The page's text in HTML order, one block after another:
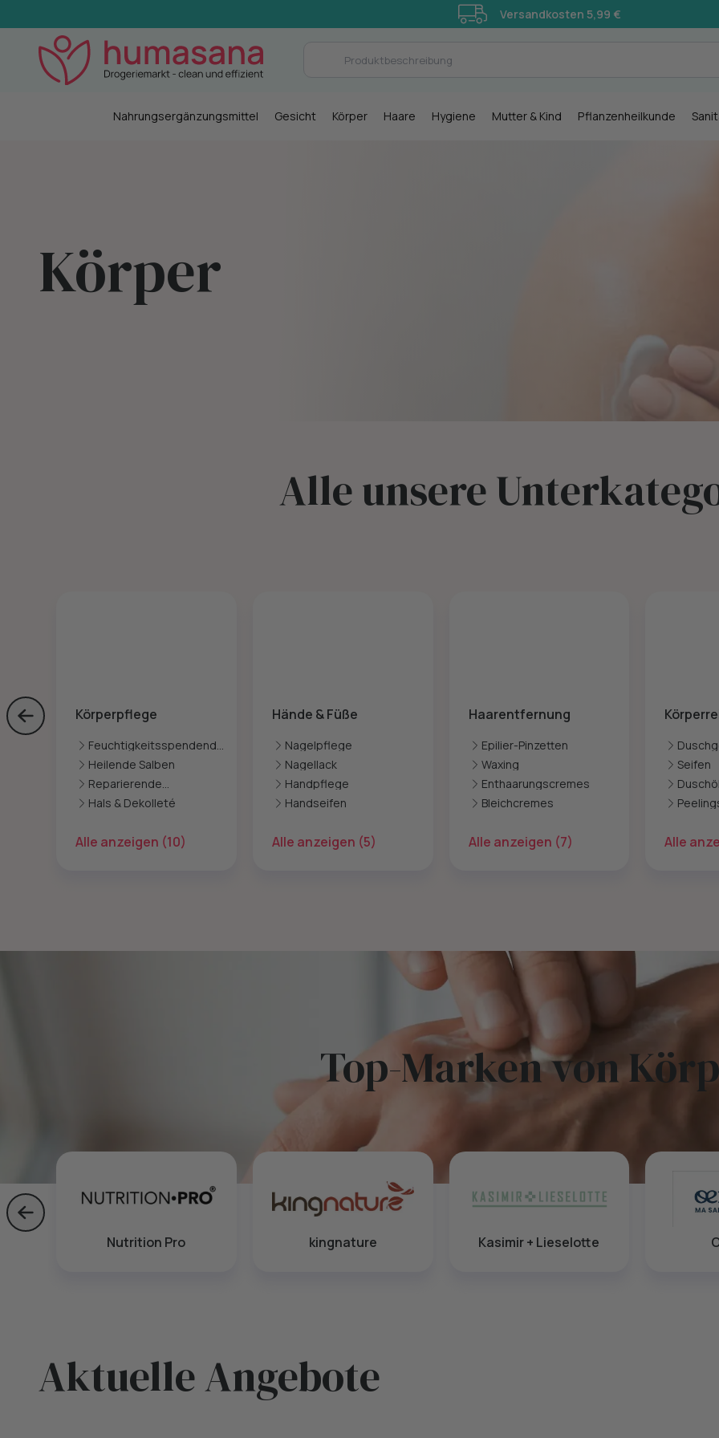
Versandkosten 5,99 €
Nahrungsergänzungsmittel Gesicht Körper Haare Hygiene Mutter & Kind Pflanzenheilkunde
Körper
Alle unsere
Körperpflege
Feuchtigkeitsspendende
Heilende Salben
Reparierende
Intensivpflege
Hals & Dekolleté
Alle anzeigen (10)
Hände & Füße
Nagelpflege
Nagellack
Handpflege
Handseifen
Alle anzeigen (5)
Haarentfernung
Epilier-Pinzetten
Waxing
Enthaarungscremes
Bleichcremes
Alle anzeigen (7)
Seifen
Duschöl
Alle
Skip to previous slide page
Top-Marken von
Nutrition Pro kingnature Kasimir + Lieselotte
Skip to previous slide page
Aktuelle Angebote